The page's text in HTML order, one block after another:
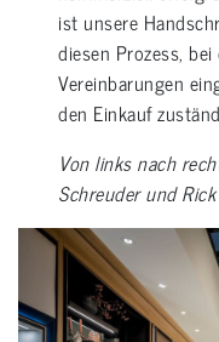
ist unsere
diesen Prozess,
Vereinbarungen
den Einkauf
Von links nach
Schreuder und